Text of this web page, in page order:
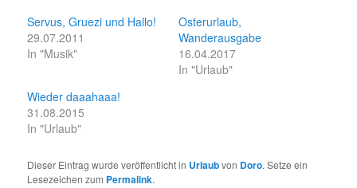
Servus, Gruezi und Hallo!
29.07.2011
In "Musik"
Osterurlaub,
Wanderausgabe
16.04.2017
In "Urlaub"
Wieder daaahaaa!
31.08.2015
In "Urlaub"
Dieser Eintrag wurde veröffentlicht in Urlaubvon Doro. Setze ein
Lesezeichen zum Permalink.